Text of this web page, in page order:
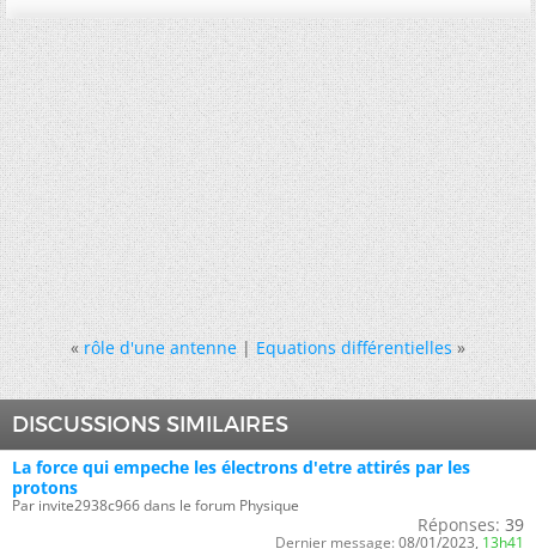
« rôle d'une antenne|Equations différentielles »
DISCUSSIONS SIMILAIRES
La force qui empeche les électrons d'etre attirés par les
protons
Par invite2938c966 dans le forum Physique
Réponses: 39
Dernier message: 08/01/2023, 13h41